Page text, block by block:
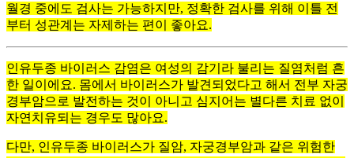
월경 중에도 검사는 가능하지만, 정확한 검사를 위해 이틀 전
부터 성관계는 자제하는 편이 좋아요.
인유두종 바이러스 감염은 여성의 감기라 불리는 질염처럼 흔
한 일이에요. 몸에서 바이러스가 발견되었다고 해서 전부 자궁
경부암으로 발전하는 것이 아니고 심지어는 별다른 치료 없이
자연치유되는 경우도 많아요.
다만, 인유두종 바이러스가 질암, 자궁경부암과 같은 위험한